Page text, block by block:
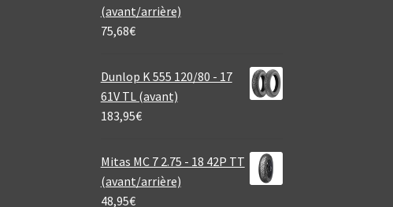
(avant/arrière)
75,68€
Dunlop K 555 120/80 - 17
61V TL (avant)
183,95€
Mitas MC 7 2.75 - 18 42P TT
(avant/arrière)
48,95€